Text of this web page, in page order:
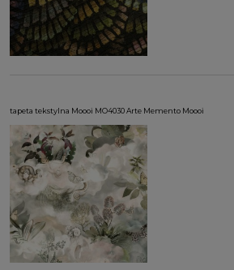
tapeta tekstylna Moooi MO4030 Arte Memento Moooi